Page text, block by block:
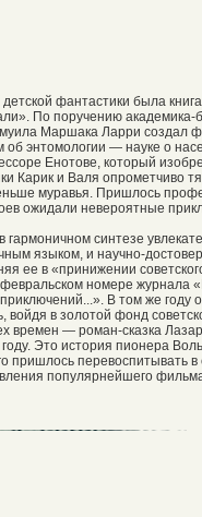
фантастики была
По поручению академика-
Маршака Ларри создал
энтомологии — науке о
Енотове, который
Карик и Валя опрометчиво
муравья. Пришлось
ожидали невероятные
синтезе
языком, и научно-
ее в «принижении
номере журнала
В том же году
войдя в золотой фонд
времен — роман-сказка
Это история пионера
перевоспитывать в
популярнейшего